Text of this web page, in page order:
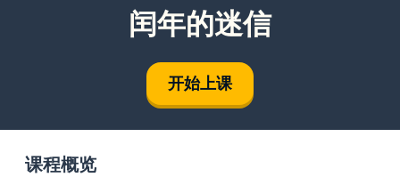
闰年的迷信
开始上课
课程概览